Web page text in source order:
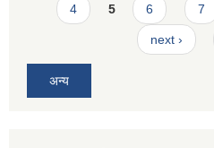
4 5 6 7
next ›
अन्य